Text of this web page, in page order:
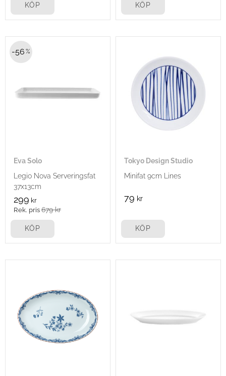
KÖP KÖP
Eva Solo
Legio Nova Serveringsfat
37x13cm
299 kr
679kr
56 %
KÖP
Tokyo Design Studio
Minifat 9cm Lines
79 kr
KÖP